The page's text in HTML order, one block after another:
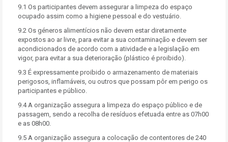
9.1 Os participantes devem assegurar a limpeza do espaço
ocupado assim como a higiene pessoal e do vestuário.
9.2 Os géneros alimentícios não devem estar diretamente
expostos ao ar livre, para evitar a sua contaminação e devem ser
acondicionados de acordo com a atividade e a legislação em
vigor, para evitar a sua deterioração (plástico é proibido).
9.3 É expressamente proibido o armazenamento de materiais
perigosos, inflamáveis, ou outros que possam pôr em perigo os
participantes e público.
9.4 A organização assegura a limpeza do espaço público e de
passagem, sendo a recolha de resíduos efetuada entre as 07h00
e as 08h00.
9.5 A organização assegura a colocação de contentores de 240